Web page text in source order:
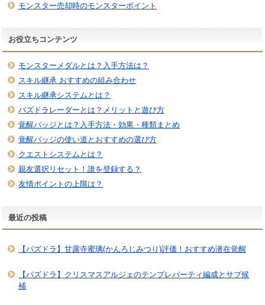
モンスター売却時のモンスターポイント
お役立ちコンテンツ
モンスターメダルとは？入手方法は？
スキル継承 おすすめの組み合わせ
スキル継承システムとは？
パズドラレーダーとは？メリットと遊び方
覚醒バッジとは？入手方法・効果・種類まとめ
覚醒バッジの使い道とおすすめの選び方
クエストシステムとは？
親友選択リセット！誰を登録する？
友情ポイントの上限は？
最近の投稿
【パズドラ】甘露寺蜜璃(かんろじみつり)評価！おすすめ潜在覚醒
【パズドラ】クリスマスアルジェのテンプレパーティ編成とサブ候
補